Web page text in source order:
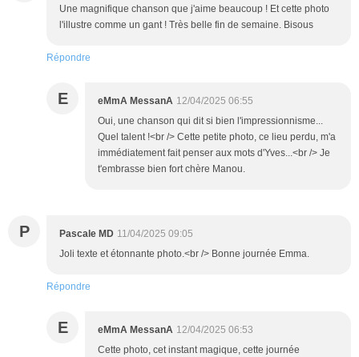
Une magnifique chanson que j'aime beaucoup ! Et cette photo
l'illustre comme un gant ! Très belle fin de semaine. Bisous
Répondre
E eMmA MessanA 12/04/2025 06:55
Oui, une chanson qui dit si bien l'impressionnisme...
Quel talent !<br /> Cette petite photo, ce lieu perdu, m'a
immédiatement fait penser aux mots d'Yves...<br /> Je
t'embrasse bien fort chère Manou.
P Pascale MD 11/04/2025 09:05
Joli texte et étonnante photo.<br /> Bonne journée Emma.
Répondre
E eMmA MessanA 12/04/2025 06:53
Cette photo, cet instant magique, cette journée